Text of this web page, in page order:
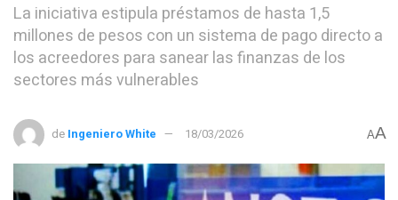
La iniciativa estipula préstamos de hasta 1,5
millones de pesos con un sistema de pago directo a
los acreedores para sanear las finanzas de los
sectores más vulnerables
de Ingeniero White 18/03/2026 AA